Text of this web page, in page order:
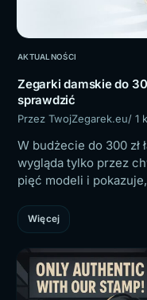
AKTUALNOŚCI
Zegarki damskie do
sprawdzić
Przez TwojZegarek.eu/ 1
W budżecie do 300 zł
wygląda tylko przez
pięć modeli i
Więcej